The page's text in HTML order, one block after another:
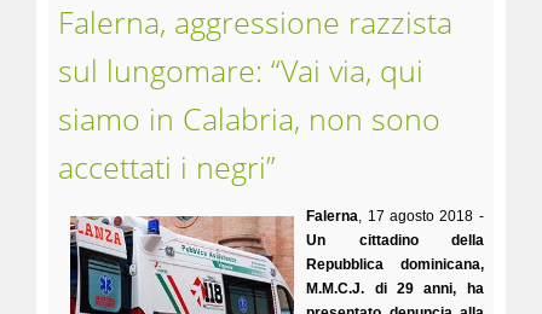
Falerna, aggressione razzista
sul lungomare: “Vai via, qui
siamo in Calabria, non sono
accettati i negri”
Falerna, 17 agosto 2018 -
Un cittadino della
Repubblica dominicana,
M.M.C.J. di 29 anni, ha